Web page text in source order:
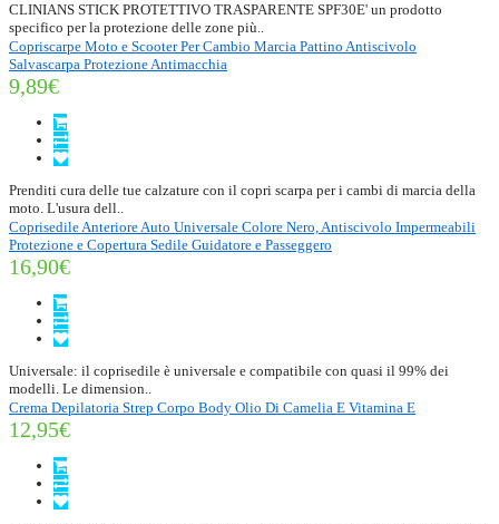
CLINIANS STICK PROTETTIVO TRASPARENTE SPF30E' un prodotto
specifico per la protezione delle zone più..
Copriscarpe Moto e Scooter Per Cambio Marcia Pattino Antiscivolo
Salvascarpa Protezione Antimacchia
9,89€
Prenditi cura delle tue calzature con il copri scarpa per i cambi di marcia della
moto. L'usura dell..
Coprisedile Anteriore Auto Universale Colore Nero, Antiscivolo Impermeabili
Protezione e Copertura Sedile Guidatore e Passeggero
16,90€
Universale: il coprisedile è universale e compatibile con quasi il 99% dei
modelli. Le dimension..
Crema Depilatoria Strep Corpo Body Olio Di Camelia E Vitamina E
12,95€